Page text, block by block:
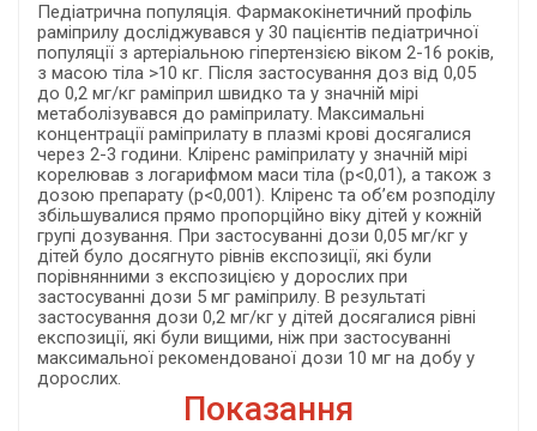
Педіатрична популяція. Фармакокінетичний профіль
раміприлу досліджувався у 30 пацієнтів педіатричної
популяції з артеріальною гіпертензією віком 2-16 років,
з масою тіла >10 кг. Після застосування доз від 0,05
до 0,2 мг/кг раміприл швидко та у значній мірі
метаболізувався до раміприлату. Максимальні
концентрації раміприлату в плазмі крові досягалися
через 2-3 години. Кліренс раміприлату у значній мірі
корелював з логарифмом маси тіла (p<0,01), а також з
дозою препарату (p<0,001). Кліренс та об’єм розподілу
збільшувалися прямо пропорційно віку дітей у кожній
групі дозування. При застосуванні дози 0,05 мг/кг у
дітей було досягнуто рівнів експозиції, які були
порівнянними з експозицією у дорослих при
застосуванні дози 5 мг раміприлу. В результаті
застосування дози 0,2 мг/кг у дітей досягалися рівні
експозиції, які були вищими, ніж при застосуванні
максимальної рекомендованої дози 10 мг на добу у
дорослих.
Показання